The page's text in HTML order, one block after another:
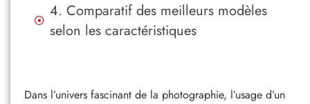
4. Comparatif des meilleurs modèles
selon les caractéristiques
Dans l’univers fascinant de la photographie, l’usage d’un